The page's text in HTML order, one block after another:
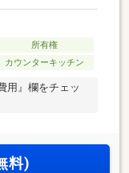
所有権
カウンターキッチン
用』欄をチェッ
料)